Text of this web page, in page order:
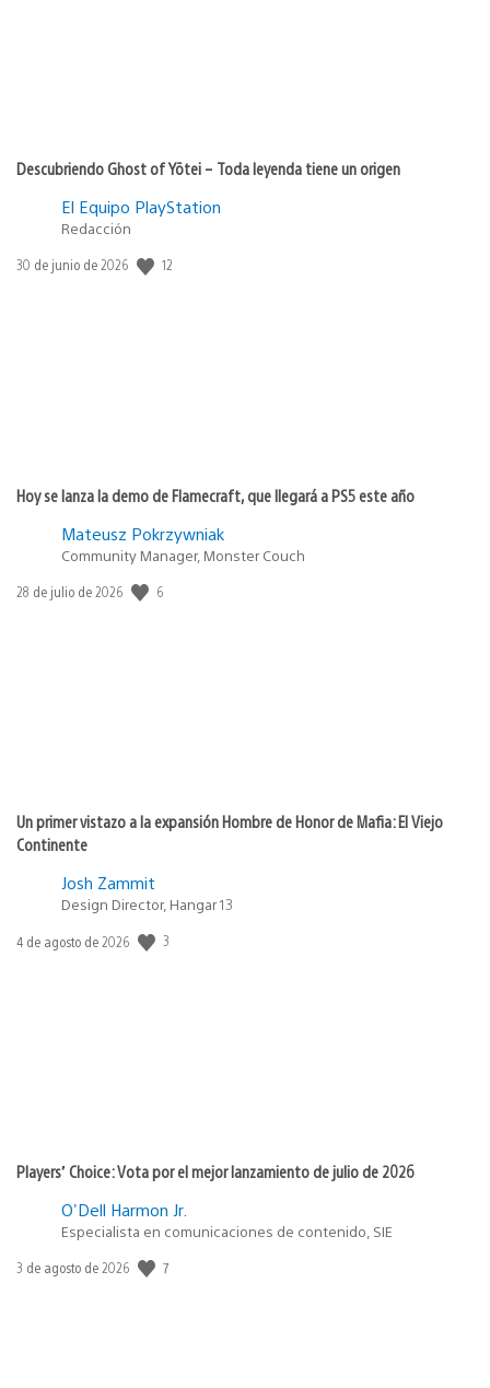
Descubriendo Ghost of Yōtei – Toda leyenda tiene un origen
El Equipo PlayStation
Redacción
Fecha
30 de junio de 2026 12
Hoy se lanza la demo de Flamecraft, que llegará a PS5 este año
Mateusz Pokrzywniak
Community Manager, Monster Couch
Fecha
28 de julio de 2026 6
Un primer vistazo a la expansión Hombre de Honor de Mafia: El Viejo
Continente
Josh Zammit
Design Director, Hangar 13
Fecha
4 de agosto de 2026 3
Players’ Choice: Vota por el mejor lanzamiento de julio de 2026
O'Dell Harmon Jr.
Especialista en comunicaciones de contenido, SIE
Fecha
3 de agosto de 2026 7